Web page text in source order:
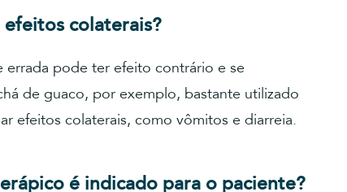
colaterais?
errada pode ter efeito contrário e se
de guaco, por exemplo, bastante utilizado
efeitos colaterais, como vômitos e diarreia.
é indicado para o paciente?